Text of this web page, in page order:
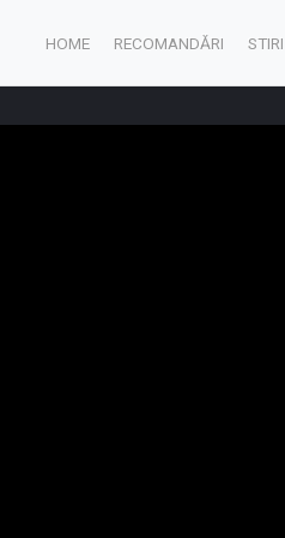
HOME RECOMANDĂRI STIRI